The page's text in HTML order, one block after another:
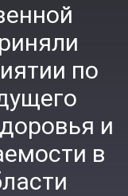
по
и
в